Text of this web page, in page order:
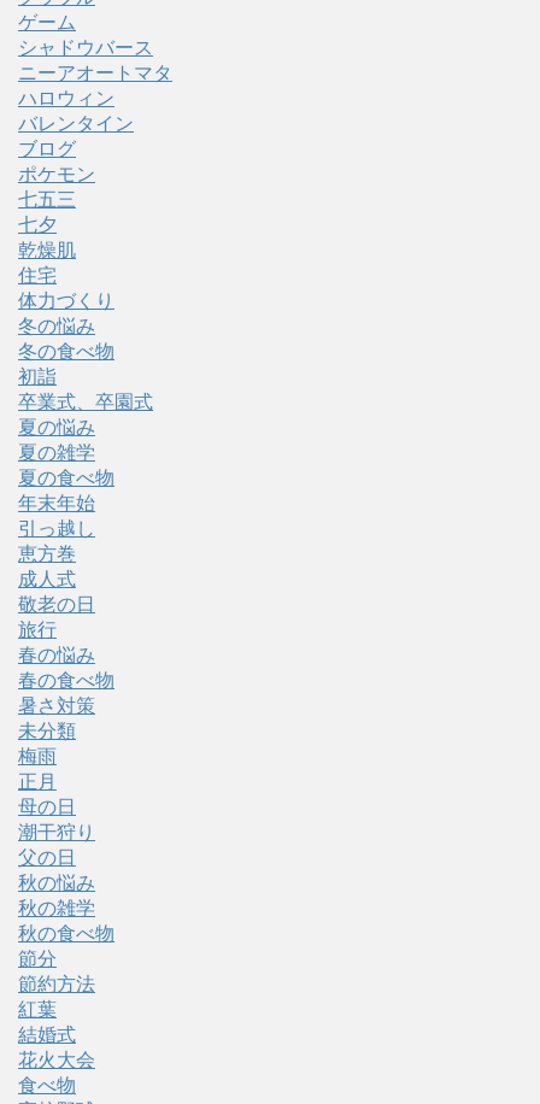
ゲーム
シャドウバース
ニーアオートマタ
ハロウィン
バレンタイン
ブログ
ポケモン
七五三
七夕
乾燥肌
住宅
体力づくり
冬の悩み
冬の食べ物
初詣
卒業式、卒園式
夏の悩み
夏の雑学
夏の食べ物
年末年始
引っ越し
恵方巻
成人式
敬老の日
旅行
春の悩み
春の食べ物
暑さ対策
未分類
梅雨
正月
母の日
潮干狩り
父の日
秋の悩み
秋の雑学
秋の食べ物
節分
節約方法
紅葉
結婚式
花火大会
食べ物